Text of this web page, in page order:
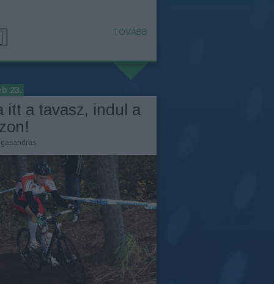
TOVÁBB
23.
itt a tavasz, indul a